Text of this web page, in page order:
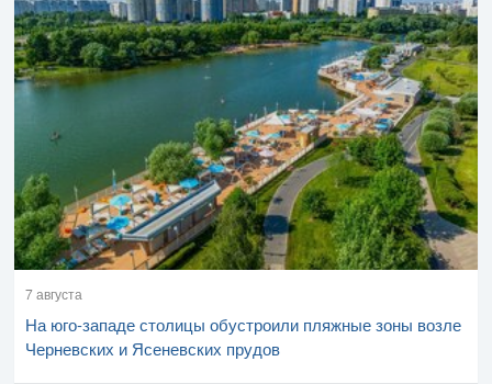
7 августа
На юго-западе столицы обустроили пляжные зоны возле
Черневских и Ясеневских прудов